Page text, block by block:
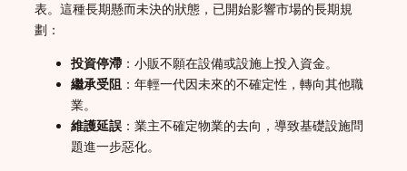
表。這種長期懸而未決的狀態，已開始影響市場的長期規
劃：
投資停滯 ：小販不願在設備或設施上投入資金。
繼承受阻 ：年輕一代因未來的不確定性，轉向其他職
業。
維護延誤 ：業主不確定物業的去向，導致基礎設施問
題進一步惡化。